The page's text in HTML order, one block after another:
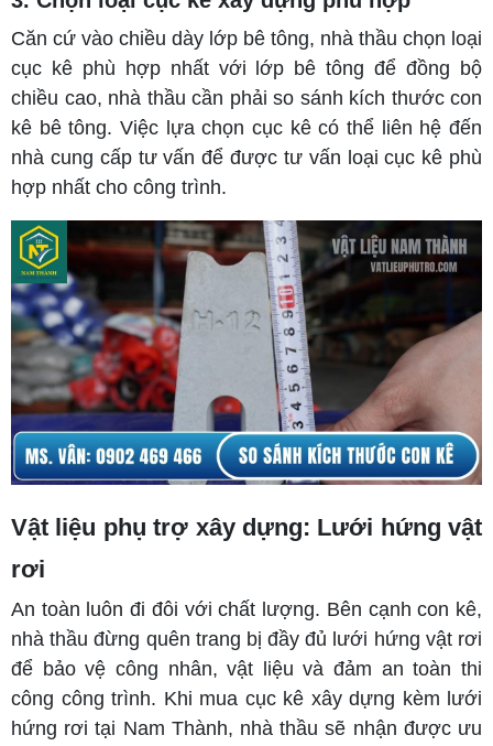
Căn cứ vào chiều dày lớp bê tông, nhà thầu chọn loại
cục kê phù hợp nhất với lớp bê tông để đồng bộ
chiều cao, nhà thầu cần phải so sánh kích thước con
kê bê tông. Việc lựa chọn cục kê có thể liên hệ đến
nhà cung cấp tư vấn để được tư vấn loại cục kê phù
hợp nhất cho công trình.
Vật liệu phụ trợ xây dựng: Lưới hứng vật
rơi
An toàn luôn đi đôi với chất lượng. Bên cạnh con kê,
nhà thầu đừng quên trang bị đầy đủ lưới hứng vật rơi
để bảo vệ công nhân, vật liệu và đảm an toàn thi
công công trình. Khi mua cục kê xây dựng kèm lưới
hứng rơi tại Nam Thành, nhà thầu sẽ nhận được ưu